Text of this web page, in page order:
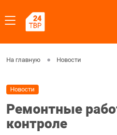
На главную Новости
Новости
Ремонтные
контроле